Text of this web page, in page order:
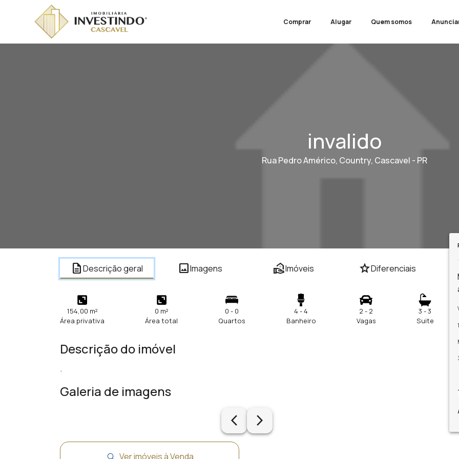
Comprar Alugar Quem somos
invalido
Rua Pedro Américo, Country, Cascavel - PR
descriptionDescrição geral imageImagens real_estate_agentImóveis starDiferenciais
154,00 m²
Área privativa
0 m²
Área total
0 - 0
Quartos
4 - 4
Banheiro
2 - 2
Vagas
3 - 3
Suite
Descrição do imóvel
.
Galeria de imagens
arrow_back_ios_new arrow_forward_ios
Ver imóveis à Venda